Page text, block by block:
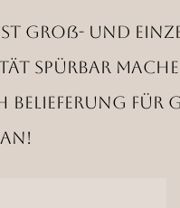
Groß- und
spürbar
Belieferung für